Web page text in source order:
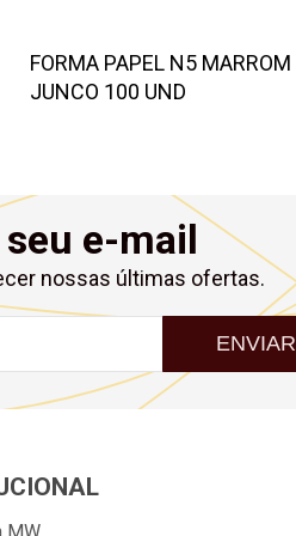
FORMA PAPEL N5 MARROM
JUNCO 100 UND
e-mail
nossas últimas ofertas.
ENVIAR